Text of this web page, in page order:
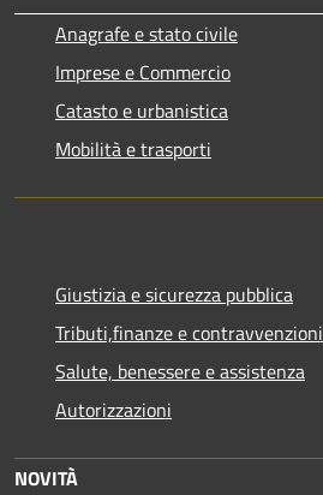
Anagrafe e stato civile
Imprese e Commercio
Catasto e urbanistica
Mobilità e trasporti
Giustizia e sicurezza pubblica
Tributi,finanze e contravvenzioni
Salute, benessere e assistenza
Autorizzazioni
NOVITÀ